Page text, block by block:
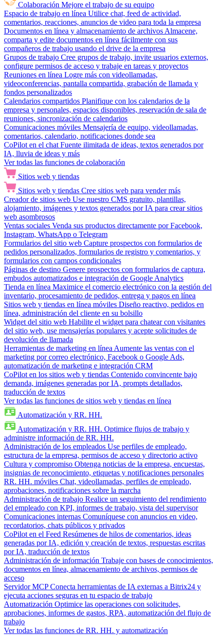
Colaboración Mejore el trabajo de su equipo
Espacio de trabajo en línea Utilice chat, feed de actividad,
comentarios, reacciones, anuncios de video para toda la empresa
Documentos en línea y almacenamiento de archivos Almacene,
comparta y edite documentos en línea fácilmente con sus
compañeros de trabajo usando el drive de la empresa
Grupos de trabajo Cree grupos de trabajo, invite usuarios externos,
configure permisos de acceso y trabaje en tareas y proyectos
Reuniones en línea Logre más con videollamadas,
videoconferencias, pantalla compartida, grabación de llamada y
fondos personalizados
Calendarios compartidos Planifique con los calendarios de la
empresa y personales, espacios disponibles, reservación de sala de
reuniones, sincronización de calendarios
Comunicaciones móviles Mensajería de equipo, videollamadas,
comentarios, calendario, notificaciones donde sea
CoPilot en el chat Fuente ilimitada de ideas, textos generados por
IA, lluvia de ideas y más
Ver todas las funciones de colaboración
Sitios web y tiendas
Sitios web y tiendas Cree sitios web para vender más
Creador de sitios web Use nuestro CMS gratuito, plantillas,
alojamiento, imágenes y textos generados por IA para crear sitios
web asombrosos
Ventas sociales Venda sus productos directamente por Facebook,
Instagram, WhatsApp o Telegram
Formularios del sitio web Capture prospectos con formularios de
pedidos personalizados, formularios de registro y comentarios, y
formularios con campos condicionales
Páginas de destino Genere prospectos con formularios de captura,
embudos automatizados e integración de Google Analytics
Tienda en línea Maximice el comercio electrónico con la gestión del
inventario, procesamiento de pedidos, entrega y pagos en línea
Sitios web y tiendas en línea móviles Diseño reactivo, pedidos en
línea, administración del cliente en su bolsillo
Widget del sitio web Habilite el widget para chatear con visitantes
del sitio web, use mensajerías populares y acepte solicitudes de
devolución de llamada
Herramientas de marketing en línea Aumente las ventas con el
marketing por correo electrónico, Facebook o Google Ads,
automatización de marketing e integración CRM
CoPilot en los sitios web y tiendas Contenido convincente bajo
demanda, imágenes generadas por IA, prompts detallados,
traducción de textos
Ver todas las funciones de sitios web y tiendas en línea
Automatización y RR. HH.
Automatización y RR. HH. Optimice flujos de trabajo y
administre información de RR. HH.
Administración de los empleados Use perfiles de empleado,
estructura de la empresa, permisos de acceso y directorio activo
Cultura y compromiso Obtenga noticias de la empresa, encuestas,
insignias de reconocimiento, etiquetas y notificaciones personales
RR. HH. móviles Chat, videollamadas, perfiles de empleado,
aprobaciones, notificaciones sobre la marcha
Administración de trabajo Realice un seguimiento del rendimiento
del empleado con KPI, informes de trabajo, vista del supervisor
Comunicaciones internas Comuníquese con anuncios en video,
recordatorios, chats públicos y privados
CoPilot en el Feed Resúmenes de hilos de comentarios, ideas
generadas por IA, edición y creación de textos, respuestas escritas
por IA, traducción de textos
Administración de información Trabaje con bases de conocimientos,
documentos en línea, almacenamiento de archivos, permisos de
acceso
Servidor MCP Conecta herramientas de IA externas a Bitrix24 y
ejecuta acciones seguras en tu espacio de trabajo
Automatización Optimice las operaciones con solicitudes,
aprobaciones, informes de gastos, RPA, automatización del flujo de
trabajo
Ver todas las funciones de RR. HH. y automatización